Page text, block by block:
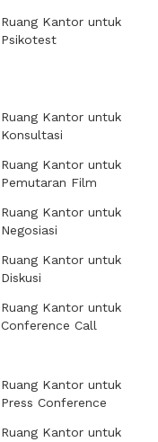
Ruang Kantor untuk
Psikotest
Ruang Kantor untuk
Konsultasi
Ruang Kantor untuk
Pemutaran Film
Ruang Kantor untuk
Negosiasi
Ruang Kantor untuk
Diskusi
Ruang Kantor untuk
Conference Call
Ruang Kantor untuk
Press Conference
Ruang Kantor untuk